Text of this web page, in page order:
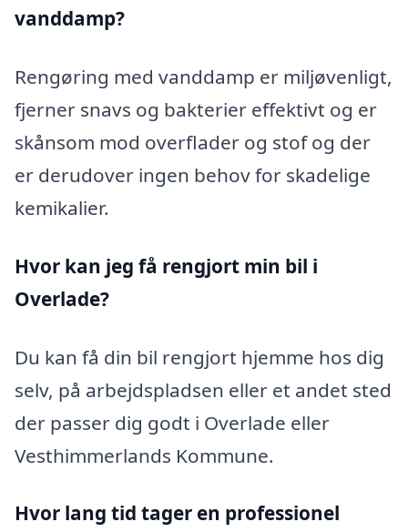
vanddamp?
Rengøring med vanddamp er miljøvenligt,
fjerner snavs og bakterier effektivt og er
skånsom mod overflader og stof og der
er derudover ingen behov for skadelige
kemikalier.
Hvor kan jeg få rengjort min bil i
Overlade?
Du kan få din bil rengjort hjemme hos dig
selv, på arbejdspladsen eller et andet sted
der passer dig godt i Overlade eller
Vesthimmerlands Kommune.
Hvor lang tid tager en professionel